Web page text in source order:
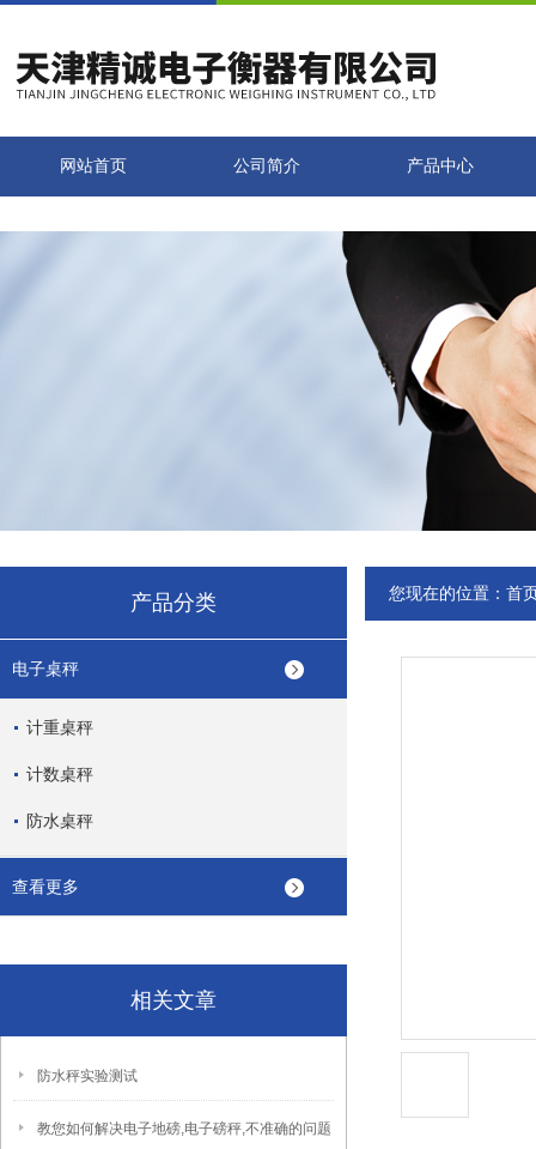
网站首页 公司简介 产品中心
产品分类
电子桌秤
计重桌秤
计数桌秤
防水桌秤
查看更多
相关文章
防水秤实验测试
教您如何解决电子地磅,电子磅秤,不准确的问题
您现在的位置： 首